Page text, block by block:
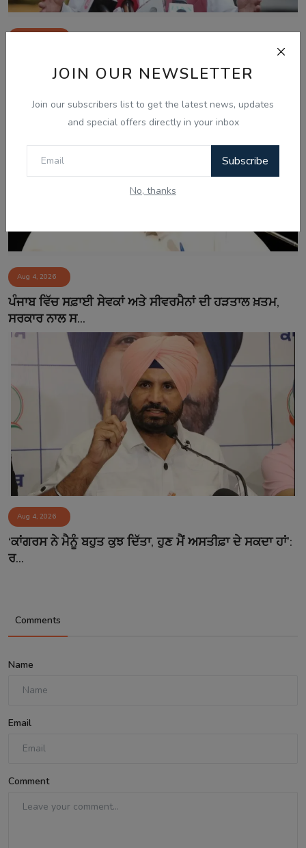
JOIN OUR NEWSLETTER
Join our subscribers list to get the latest news, updates
and special offers directly in your inbox
Subscribe
No, thanks
ਪੰਜਾਬ ਵਿਧਾਨ...
Aug 4, 2026
ਪੰਜਾਬ ਵਿੱਚ ਸਫ਼ਾਈ ਸੇਵਕਾਂ ਅਤੇ ਸੀਵਰਮੈਨਾਂ ਦੀ ਹੜਤਾਲ ਖ਼ਤਮ,
ਸਰਕਾਰ ਨਾਲ ਸ...
Aug 4, 2026
‘ਕਾਂਗਰਸ ਨੇ ਮੈਨੂੰ ਬਹੁਤ ਕੁਝ ਦਿੱਤਾ, ਹੁਣ ਮੈਂ ਅਸਤੀਫ਼ਾ ਦੇ ਸਕਦਾ ਹਾਂ’:
ਰ...
Comments
Name
Email
Comment